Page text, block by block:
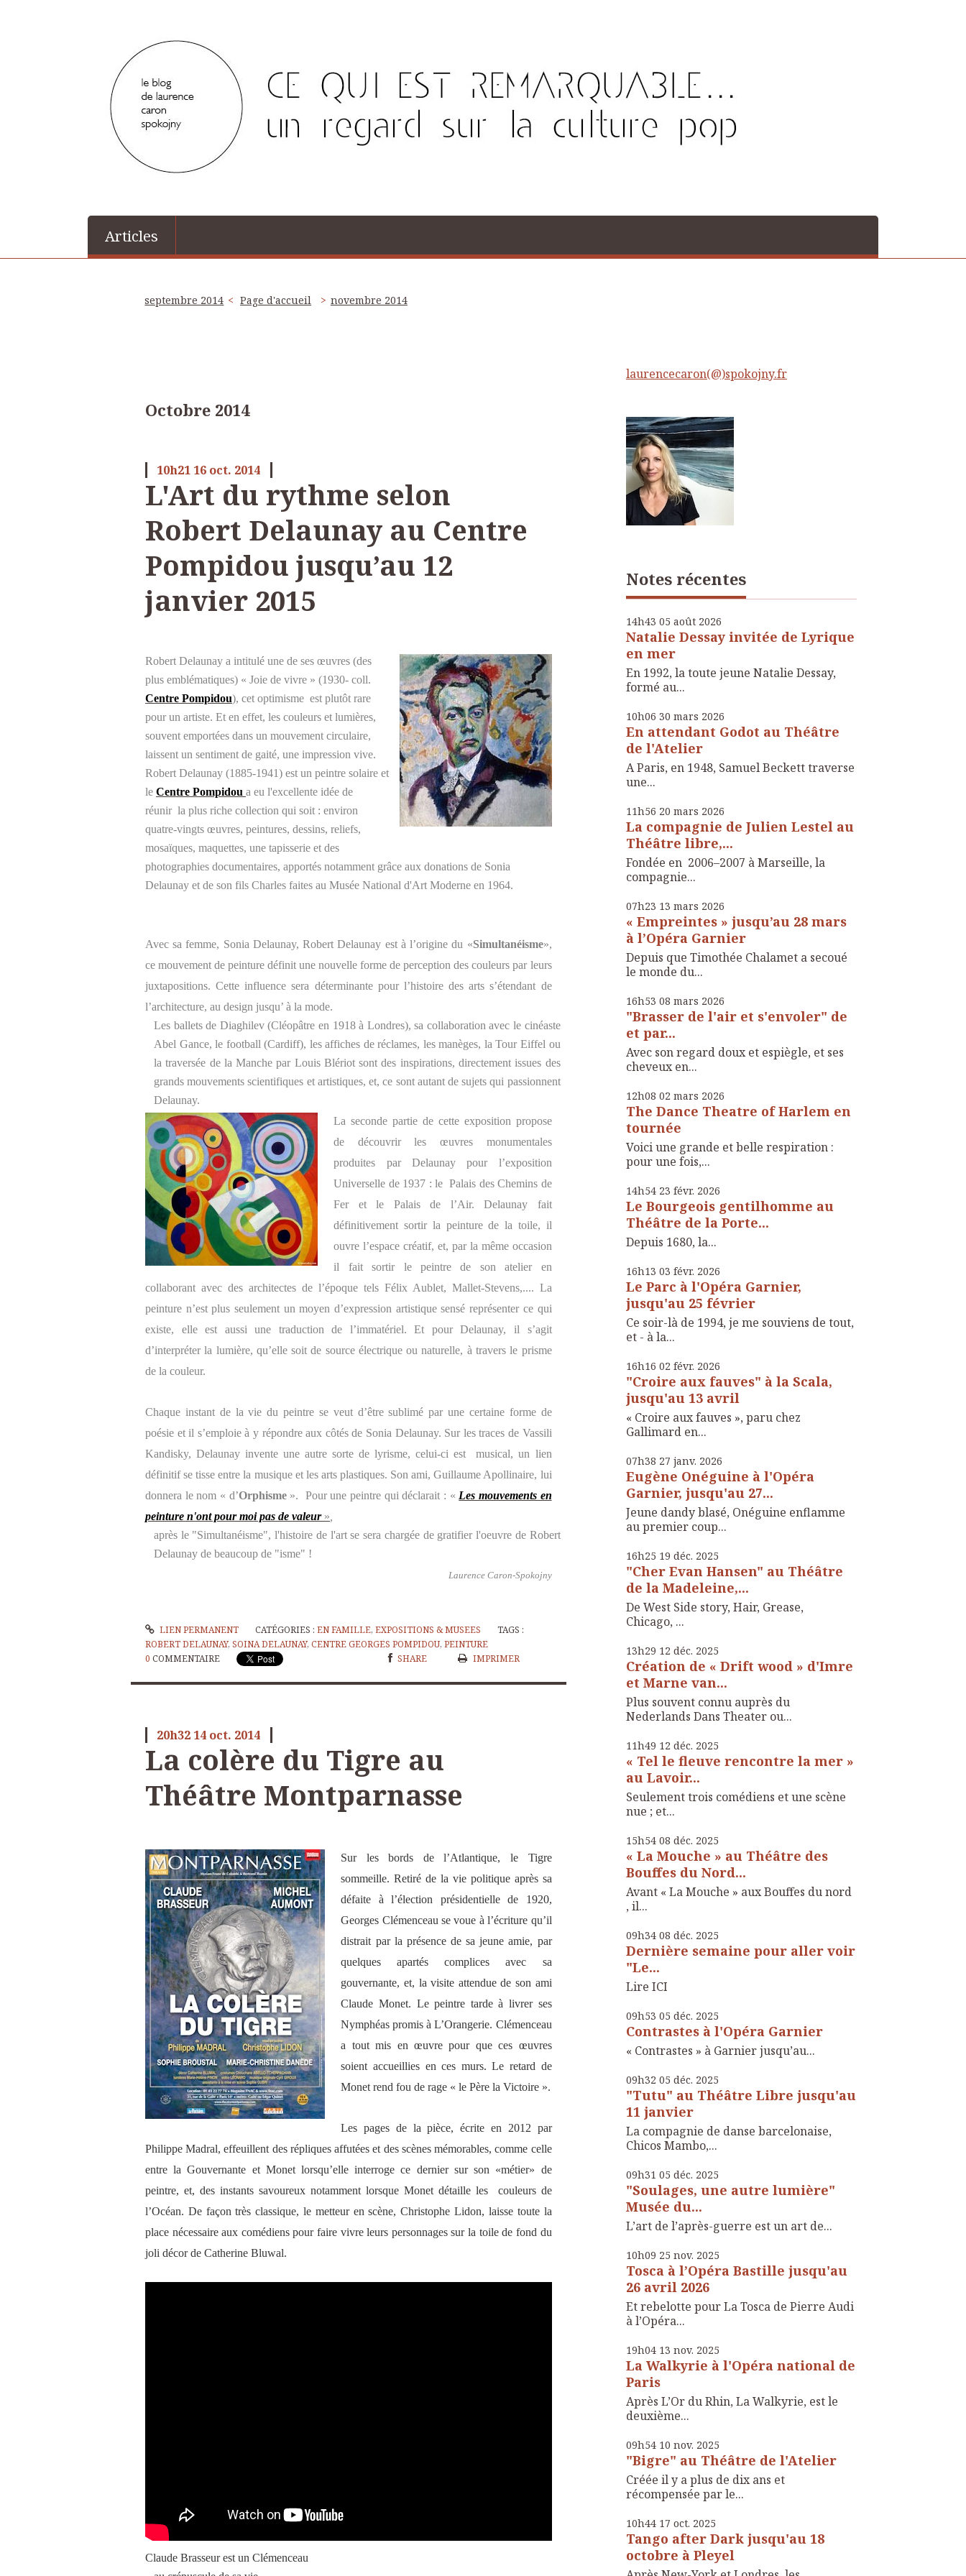
Articles
septembre 2014 Page d'accueil novembre 2014
Octobre 2014
10h21 16 oct. 2014
L'Art du rythme selon
Robert Delaunay au Centre
Pompidou jusqu’au 12
janvier 2015
Robert Delaunay a intitulé une de ses œuvres (des
plus emblématiques) « Joie de vivre » (1930- coll.
Centre Pompidou), cet optimisme est plutôt rare
pour un artiste. Et en effet, les couleurs et lumières,
souvent emportées dans un mouvement circulaire,
laissent un sentiment de gaité, une impression vive.
Robert Delaunay (1885-1941) est un peintre solaire et
le Centre Pompidou a eu l'excellente idée de
réunir la plus riche collection qui soit : environ
quatre-vingts œuvres, peintures, dessins, reliefs,
mosaïques, maquettes, une tapisserie et des
photographies documentaires, apportés notamment grâce aux donations de Sonia
Delaunay et de son fils Charles faites au Musée National d'Art Moderne en 1964.
Avec sa femme, Sonia Delaunay, Robert Delaunay est à l’origine du «Simultanéisme»,
ce mouvement de peinture définit une nouvelle forme de perception des couleurs par leurs
juxtapositions. Cette influence sera déterminante pour l’histoire des arts s’étendant de
l’architecture, au design jusqu’ à la mode.
Les ballets de Diaghilev (Cléopâtre en 1918 à Londres), sa collaboration avec le cinéaste
Abel Gance, le football (Cardiff), les affiches de réclames, les manèges, la Tour Eiffel ou
la traversée de la Manche par Louis Blériot sont des inspirations, directement issues des
grands mouvements scientifiques et artistiques, et, ce sont autant de sujets qui passionnent
Delaunay.
La seconde partie de cette exposition propose
de découvrir les œuvres monumentales
produites par Delaunay pour l’exposition
Universelle de 1937 : le Palais des Chemins de
Fer et le Palais de l’Air. Delaunay fait
définitivement sortir la peinture de la toile, il
ouvre l’espace créatif, et, par la même occasion
il fait sortir le peintre de son atelier en
collaborant avec des architectes de l’époque tels Félix Aublet, Mallet-Stevens,.... La
peinture n’est plus seulement un moyen d’expression artistique sensé représenter ce qui
existe, elle est aussi une traduction de l’immatériel. Et pour Delaunay, il s’agit
d’interpréter la lumière, qu’elle soit de source électrique ou naturelle, à travers le prisme
de la couleur.
Chaque instant de la vie du peintre se veut d’être sublimé par une certaine forme de
poésie et il s’emploie à y répondre aux côtés de Sonia Delaunay. Sur les traces de Vassili
Kandisky, Delaunay invente une autre sorte de lyrisme, celui-ci est musical, un lien
définitif se tisse entre la musique et les arts plastiques. Son ami, Guillaume Apollinaire, lui
donnera le nom « d’Orphisme». Pour une peintre qui déclarait : « Les mouvements en
peinture n'ont pour moi pas de valeur »
après le "Simultanéisme", l'histoire de l'art se sera chargée de gratifier l'oeuvre de Robert
Delaunay de beaucoup de "isme" !
Laurence Caron-Spokojny
LIEN PERMANENT CATÉGORIES :EN FAMILLE,EXPOSITIONS & MUSEES
TAGS :
ROBERT DELAUNAY, SOINA DELAUNAY, CENTRE GEORGES POMPIDOU, PEINTURE
0 COMMENTAIRE SHARE IMPRIMER
20h32 14 oct. 2014
La colère du Tigre au
Théâtre Montparnasse
Sur les bords de l’Atlantique, le Tigre
sommeille. Retiré de la vie politique après sa
défaite à l’élection présidentielle de 1920,
Georges Clémenceau se voue à l’écriture qu’il
distrait par la présence de sa jeune amie, par
quelques apartés complices avec sa
gouvernante, et, la visite attendue de son ami
Claude Monet. Le peintre tarde à livrer ses
Nymphéas promis à L’Orangerie. Clémenceau
a tout mis en œuvre pour que ces œuvres
soient accueillies en ces murs. Le retard de
Monet rend fou de rage « le Père la Victoire ».
Les pages de la pièce, écrite en 2012 par
Philippe Madral, effeuillent des répliques affutées et des scènes mémorables, comme celle
entre la Gouvernante et Monet lorsqu’elle interroge ce dernier sur son «métier» de
peintre, et, des instants savoureux notamment lorsque Monet détaille les
couleurs de
l’Océan. De façon très classique, le metteur en scène, Christophe Lidon, laisse toute la
place nécessaire aux comédiens pour faire vivre leurs personnages sur la toile de fond du
joli décor de Catherine Bluwal.
Claude Brasseur est un Clémenceau
laurencecaron(@)spokojny.fr
Notes récentes
14h43 05 août 2026
Natalie Dessay invitée de Lyrique
en mer
En 1992, la toute jeune Natalie Dessay,
formé au...
10h06 30 mars 2026
En attendant Godot au Théâtre
de l'Atelier
A Paris, en 1948, Samuel Beckett traverse
une...
11h56 20 mars 2026
La compagnie de Julien Lestel au
Théâtre libre,...
Fondée en 2006–2007 à Marseille, la
compagnie...
07h23 13 mars 2026
« Empreintes » jusqu’au 28 mars
à l’Opéra Garnier
Depuis que Timothée Chalamet a secoué
le monde du...
16h53 08 mars 2026
"Brasser de l'air et s'envoler" de
et par...
Avec son regard doux et espiègle, et ses
cheveux en...
12h08 02 mars 2026
The Dance Theatre of Harlem en
tournée
Voici une grande et belle respiration :
pour une fois,...
14h54 23 févr. 2026
Le Bourgeois gentilhomme au
Théâtre de la Porte...
Depuis 1680, la...
16h13 03 févr. 2026
Le Parc à l'Opéra Garnier,
jusqu'au 25 février
Ce soir-là de 1994, je me souviens de tout,
et - à la...
16h16 02 févr. 2026
"Croire aux fauves" à la Scala,
jusqu'au 13 avril
« Croire aux fauves », paru chez
Gallimard en...
07h38 27 janv. 2026
Eugène Onéguine à l'Opéra
Garnier, jusqu'au 27...
Jeune dandy blasé, Onéguine enflamme
au premier coup...
16h25 19 déc. 2025
"Cher Evan Hansen" au Théâtre
de la Madeleine,...
De West Side story, Hair, Grease,
Chicago, ...
13h29 12 déc. 2025
Création de « Drift wood » d'Imre
et Marne van...
Plus souvent connu auprès du
Nederlands Dans Theater ou...
11h49 12 déc. 2025
« Tel le fleuve rencontre la mer »
au Lavoir...
Seulement trois comédiens et une scène
nue ; et...
15h54 08 déc. 2025
« La Mouche » au Théâtre des
Bouffes du Nord...
Avant « La Mouche » aux Bouffes du nord
, il...
09h34 08 déc. 2025
Dernière semaine pour aller voir
"Le...
Lire ICI
09h53 05 déc. 2025
Contrastes à l'Opéra Garnier
« Contrastes » à Garnier jusqu’au...
09h32 05 déc. 2025
"Tutu" au Théâtre Libre jusqu'au
11 janvier
La compagnie de danse barcelonaise,
Chicos Mambo,...
09h31 05 déc. 2025
"Soulages, une autre lumière"
Musée du...
L’art de l’après-guerre est un art de...
10h09 25 nov. 2025
Tosca à l’Opéra Bastille jusqu'au
26 avril 2026
Et rebelotte pour La Tosca de Pierre Audi
à l’Opéra...
19h04 13 nov. 2025
La Walkyrie à l'Opéra national de
Paris
Après L’Or du Rhin, La Walkyrie, est le
deuxième...
09h54 10 nov. 2025
"Bigre" au Théâtre de l'Atelier
Créée il y a plus de dix ans et
récompensée par le...
10h44 17 oct. 2025
Tango after Dark jusqu'au 18
octobre à Pleyel